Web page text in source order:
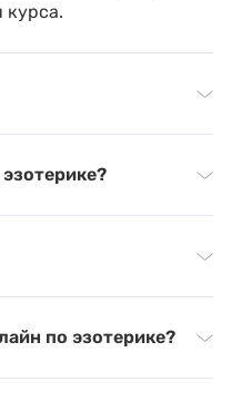
курса.
по эзотерике?